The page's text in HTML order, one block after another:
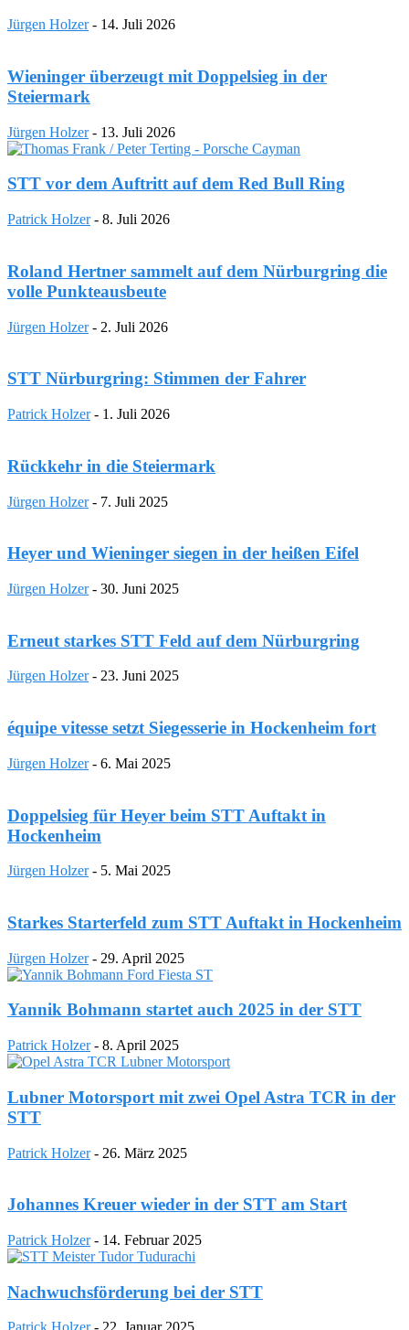
Jürgen Holzer - 14. Juli 2026
Wieninger überzeugt mit Doppelsieg in der
Steiermark
Jürgen Holzer - 13. Juli 2026
STT vor dem Auftritt auf dem Red Bull Ring
Patrick Holzer - 8. Juli 2026
Roland Hertner sammelt auf dem Nürburgring die
volle Punkteausbeute
Jürgen Holzer - 2. Juli 2026
STT Nürburgring: Stimmen der Fahrer
Patrick Holzer - 1. Juli 2026
Rückkehr in die Steiermark
Jürgen Holzer - 7. Juli 2025
Heyer und Wieninger siegen in der heißen Eifel
Jürgen Holzer - 30. Juni 2025
Erneut starkes STT Feld auf dem Nürburgring
Jürgen Holzer - 23. Juni 2025
équipe vitesse setzt Siegesserie in Hockenheim fort
Jürgen Holzer - 6. Mai 2025
Doppelsieg für Heyer beim STT Auftakt in
Hockenheim
Jürgen Holzer - 5. Mai 2025
Starkes Starterfeld zum STT Auftakt in Hockenheim
Jürgen Holzer - 29. April 2025
Yannik Bohmann startet auch 2025 in der STT
Patrick Holzer - 8. April 2025
Lubner Motorsport mit zwei Opel Astra TCR in der
STT
Patrick Holzer - 26. März 2025
Johannes Kreuer wieder in der STT am Start
Patrick Holzer - 14. Februar 2025
Nachwuchsförderung bei der STT